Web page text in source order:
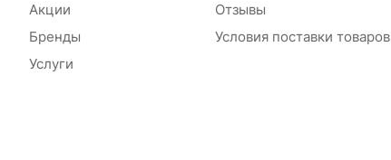
Акции
Бренды
Услуги
Отзывы
Условия поставки товаров